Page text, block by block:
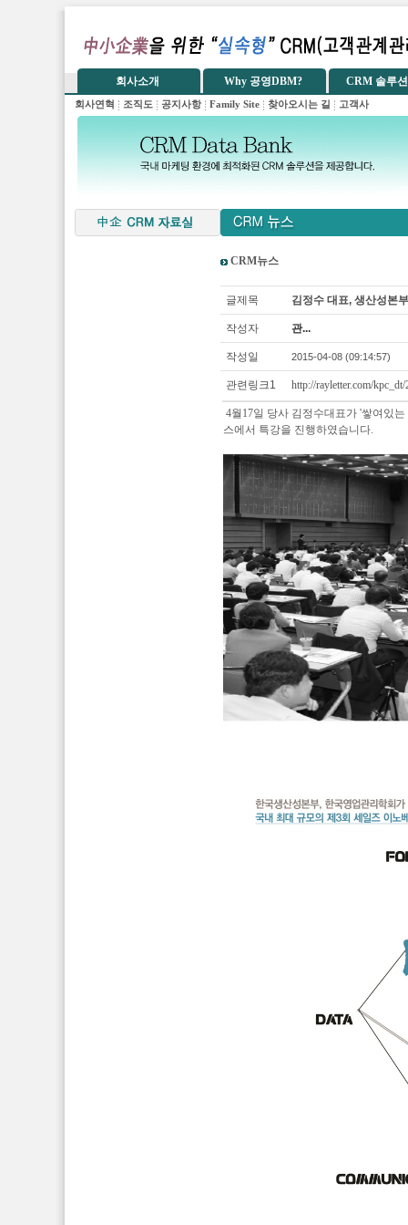
CRM뉴스
글제목 김정수 대표, 생산성본
작성자 관...
작성일 2015-04-08 (09:14:57)
관련링크1 http://rayletter.com/
4월17일 당사 김정수대표가 '쌓여있
스에서 특강을 진행하였습니다.